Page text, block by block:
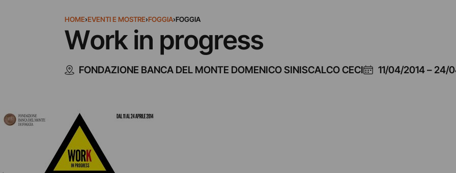
HOME›EVENTI E MOSTRE›FOGGIA›FOGGIA
Work in progress
FONDAZIONE BANCA DEL MONTE DOMENICO SINISCALCO CECI 11/04/2014– 24/